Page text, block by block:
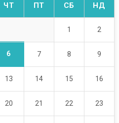
ЧТ ПТ СБ НД
1 2
6 7 8 9
13 14 15 16
20 21 22 23